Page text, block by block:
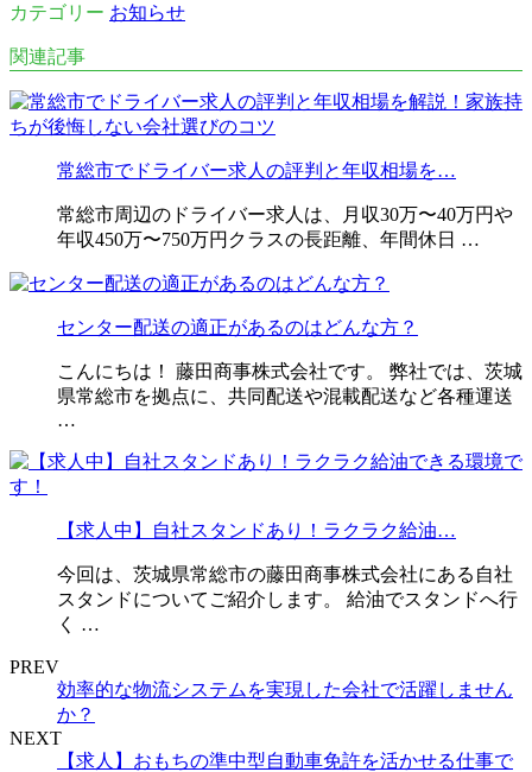
カテゴリー お知らせ
関連記事
常総市でドライバー求人の評判と年収相場を…
常総市周辺のドライバー求人は、月収30万〜40万円や
年収450万〜750万円クラスの長距離、年間休日 …
センター配送の適正があるのはどんな方？
こんにちは！ 藤田商事株式会社です。 弊社では、茨城
県常総市を拠点に、共同配送や混載配送など各種運送
…
【求人中】自社スタンドあり！ラクラク給油…
今回は、茨城県常総市の藤田商事株式会社にある自社
スタンドについてご紹介します。 給油でスタンドへ行
く …
PREV
効率的な物流システムを実現した会社で活躍しません
か？
NEXT
【求人】おもちの準中型自動車免許を活かせる仕事で